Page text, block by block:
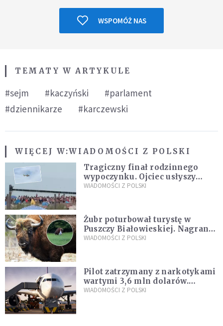
WSPOMÓŻ NAS
TEMATY W ARTYKULE
#sejm #kaczyński
#parlament
#dziennikarze
#karczewski
WIĘCEJ W:WIADOMOŚCI Z POLSKI
Tragiczny finał rodzinnego
wypoczynku. Ojciec usłyszy
zarzuty
WIADOMOŚCI Z POLSKI
Żubr poturbował turystę w
Puszczy Białowieskiej. Nagranie
daje do myślenia
WIADOMOŚCI Z POLSKI
Pilot zatrzymany z narkotykami
wartymi 3,6 mln dolarów.
Śledczy podejrzewają, że latał
WIADOMOŚCI Z POLSKI